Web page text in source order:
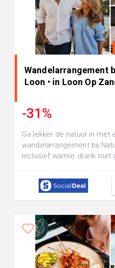
Wandelarrangement
Loon • in Loon Op
-31%
Ga lekker de natuur in met
wandelarrangement bij
inclusief warme drank met